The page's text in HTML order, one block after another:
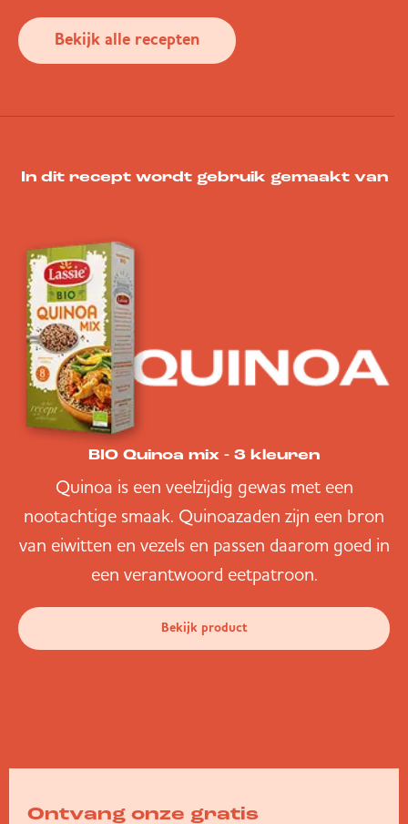
Bekijk alle recepten
In dit recept wordt gebruik gemaakt van
BIO Quinoa mix - 3 kleuren
Quinoa is een veelzijdig gewas met een
nootachtige smaak. Quinoazaden zijn een bron
van eiwitten en vezels en passen daarom goed in
een verantwoord eetpatroon.
Bekijk product
Ontvang onze gratis